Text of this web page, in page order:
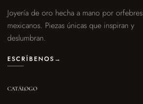
Joyería de oro hecha a mano por orfebres
mexicanos. Piezas únicas que inspiran y
deslumbran.
ESCRÍBENOS →
CATÁLOGO